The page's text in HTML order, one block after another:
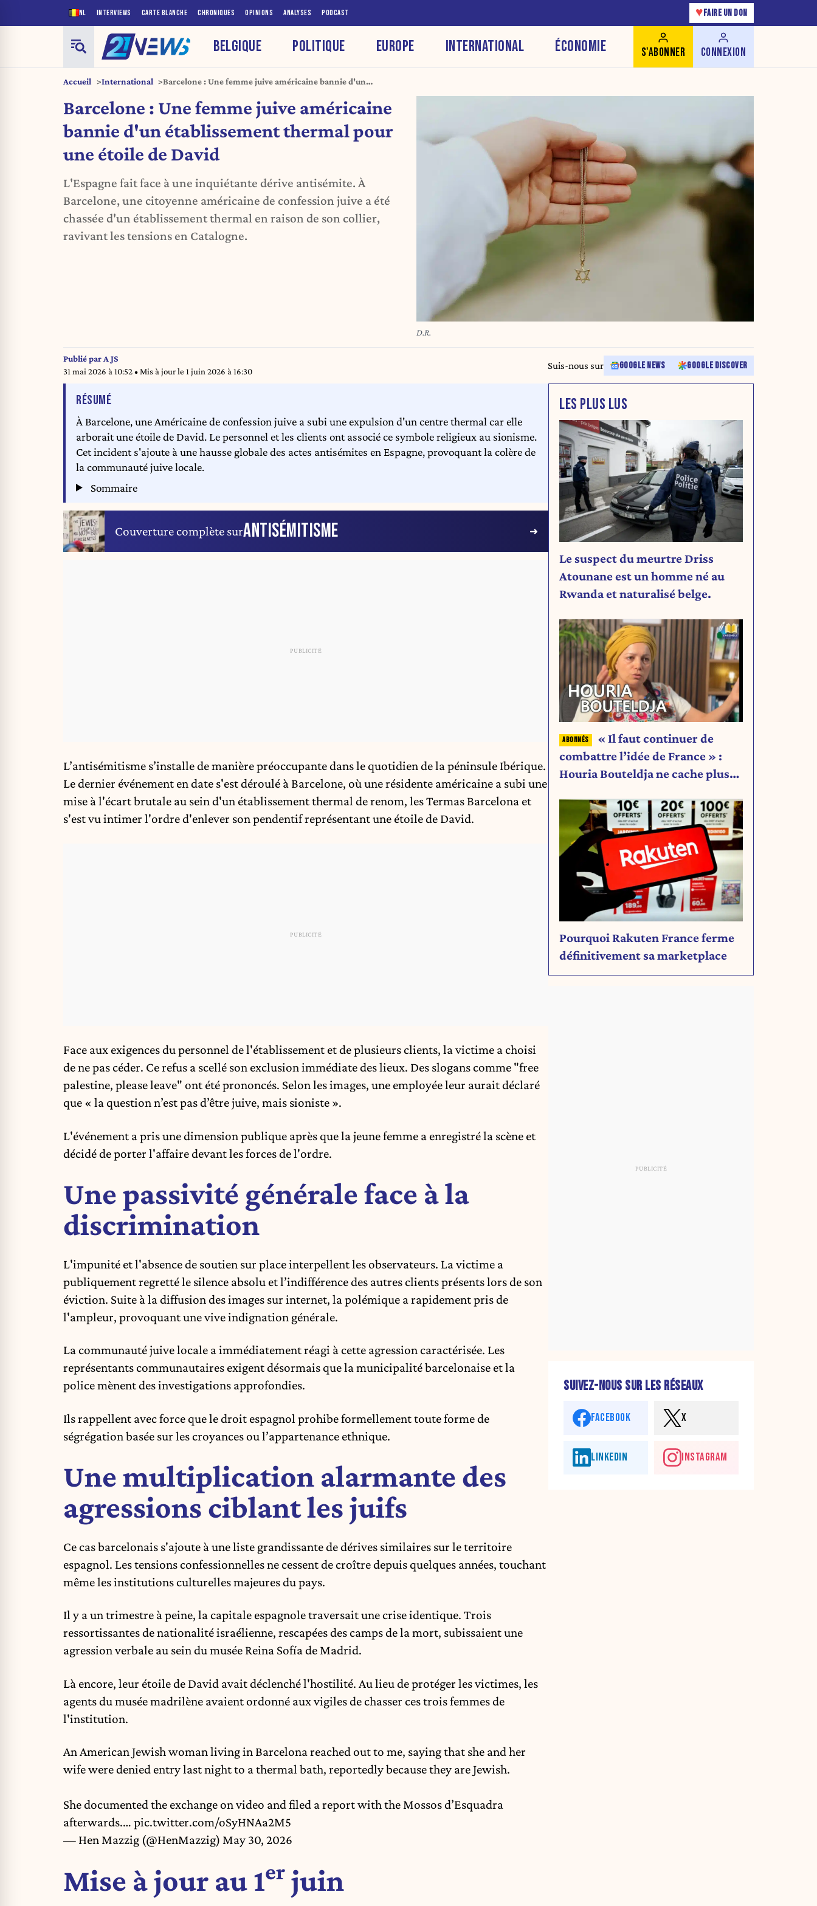
NL INTERVIEWS CARTE BLANCHE CHRONIQUES OPINIONS ANALYSES PODCAST ♥ FAIRE UN DON
BELGIQUE POLITIQUE EUROPE INTERNATIONAL ÉCONOMIE S'ABONNER CONNEXION
Accueil International
Barcelone : Une femme juive américaine bannie d'un
Barcelone : Une femme juive américaine
bannie d'un établissement thermal pour
une étoile de David
L'Espagne fait face à une inquiétante dérive antisémite. À
Barcelone, une citoyenne américaine de confession juive a été
chassée d'un établissement thermal en raison de son collier,
ravivant les tensions en Catalogne.
D.R.
Publié parA JS
31 mai 2026 à 10:52• Mis à jour le 1 juin 2026 à 16:30
Suis-nous sur GOOGLE NEWS GOOGLE DISCOVER
RÉSUMÉDE L'ARTICLE
À Barcelone, une Américaine de confession juive a subi une expulsion d'un centre thermal car elle
arborait une étoile de David. Le personnel et les clients ont associé ce symbole religieux au sionisme.
Cet incident s'ajoute à une hausse globale des actes antisémites en Espagne, provoquant la colère de
la communauté juive locale.
Sommaire
Couverture complète surANTISÉMITISME
L’antisémitisme s’installe de manière préoccupante dans le quotidien de la péninsule Ibérique.
Le dernier événement en date s'est déroulé à Barcelone, où une résidente américaine a subi une
mise à l'écart brutale au sein d'un établissement thermal de renom, les Termas Barcelona et
s'est vu intimer l'ordre d'enlever son pendentif représentant une étoile de David.
Face aux exigences du personnel de l'établissement et de plusieurs clients, la victime a choisi
de ne pas céder. Ce refus a scellé son exclusion immédiate des lieux. Des slogans comme "free
palestine, please leave" ont été prononcés. Selon les images, une employée leur aurait déclaré
que « la question n’est pas d’être juive, mais sioniste ».
L'événement a pris une dimension publique après que la jeune femme a enregistré la scène et
décidé de porter l'affaire devant les forces de l'ordre.
Une passivité générale face à la
discrimination
L'impunité et l'absence de soutien sur place interpellent les observateurs. La victime a
publiquement regretté le silence absolu et l’indifférence des autres clients présents lors de son
éviction. Suite à la diffusion des images sur internet, la polémique a rapidement pris de
l'ampleur, provoquant une vive indignation générale.
La communauté juive locale a immédiatement réagi à cette agression caractérisée. Les
représentants communautaires exigent désormais que la municipalité barcelonaise et la
police mènent des investigations approfondies.
Ils rappellent avec force que le droit espagnol prohibe formellement toute forme de
ségrégation basée sur les croyances ou l’appartenance ethnique.
Une multiplication alarmante des
agressions ciblant les juifs
Ce cas barcelonais s'ajoute à une liste grandissante de dérives similaires sur le territoire
espagnol. Les tensions confessionnelles ne cessent de croître depuis quelques années, touchant
même les institutions culturelles majeures du pays.
Il y a un trimestre à peine, la capitale espagnole traversait une crise identique. Trois
ressortissantes de nationalité israélienne, rescapées des camps de la mort, subissaient une
agression verbale au sein du musée Reina Sofía de Madrid.
Là encore, leur étoile de David avait déclenché l'hostilité. Au lieu de protéger les victimes, les
agents du musée madrilène avaient ordonné aux vigiles de chasser ces trois femmes de
l'institution.
An American Jewish woman living in Barcelona reached out to me, saying that she and her
wife were denied entry last night to a thermal bath, reportedly because they are Jewish.
She documented the exchange on video and filed a report with the Mossos d’Esquadra
afterwards.… pic.twitter.com/oSyHNAa2M5
— Hen Mazzig (@HenMazzig) May 30, 2026
Mise à jour au 1er juin
LES PLUS LUS
Le suspect du meurtre Driss
Atounane est un homme né au
Rwanda et naturalisé belge.
« Il faut continuer de
combattre l’idée de France » :
Houria Bouteldja ne cache plus
Pourquoi Rakuten France ferme
définitivement sa marketplace
SUIVEZ-NOUS SUR LES RÉSEAUX
FACEBOOK X
LINKEDIN INSTAGRAM